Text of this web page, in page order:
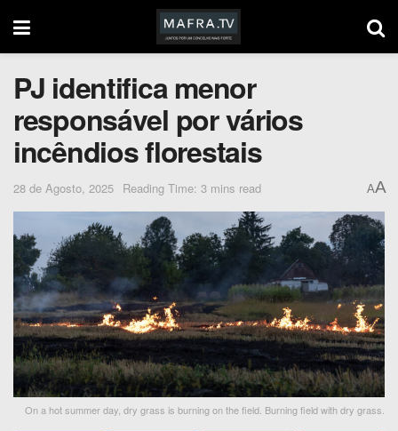
PJ identifica menor
responsável por vários
incêndios florestais
28 de Agosto, 2025 Reading Time: 3 mins read AA
On a hot summer day, dry grass is burning on the field. Burning field with dry grass.